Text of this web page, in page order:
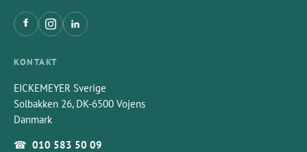
KONTAKT
EICKEMEYER Sverige
Solbakken 26, DK-6500 Vojens
Danmark
☎ 010 583 50 09